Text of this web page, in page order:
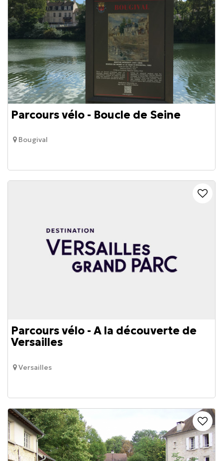
Parcours vélo - Boucle de Seine
Bougival
Parcours vélo - A la découverte de
Versailles
Versailles